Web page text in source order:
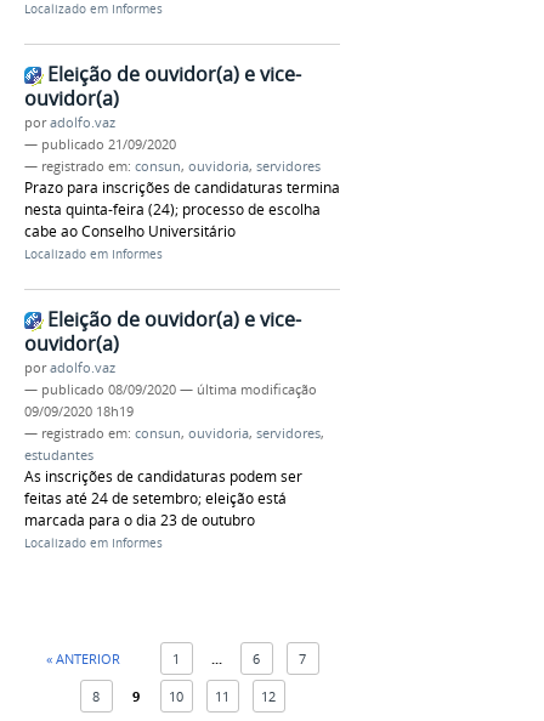
Localizado em Informes
Eleição de ouvidor(a) e vice-
ouvidor(a)
poradolfo.vaz
— publicado 21/09/2020
— registrado em: consun, ouvidoria, servidores
Prazo para inscrições de candidaturas termina
nesta quinta-feira (24); processo de escolha
cabe ao Conselho Universitário
Localizado em Informes
Eleição de ouvidor(a) e vice-
ouvidor(a)
poradolfo.vaz
— publicado 08/09/2020 — última modificação
09/09/2020 18h19
— registrado em: consun, ouvidoria, servidores,
estudantes
As inscrições de candidaturas podem ser
feitas até 24 de setembro; eleição está
marcada para o dia 23 de outubro
Localizado em Informes
« ANTERIOR 1 6 7
8 9 10 11 12